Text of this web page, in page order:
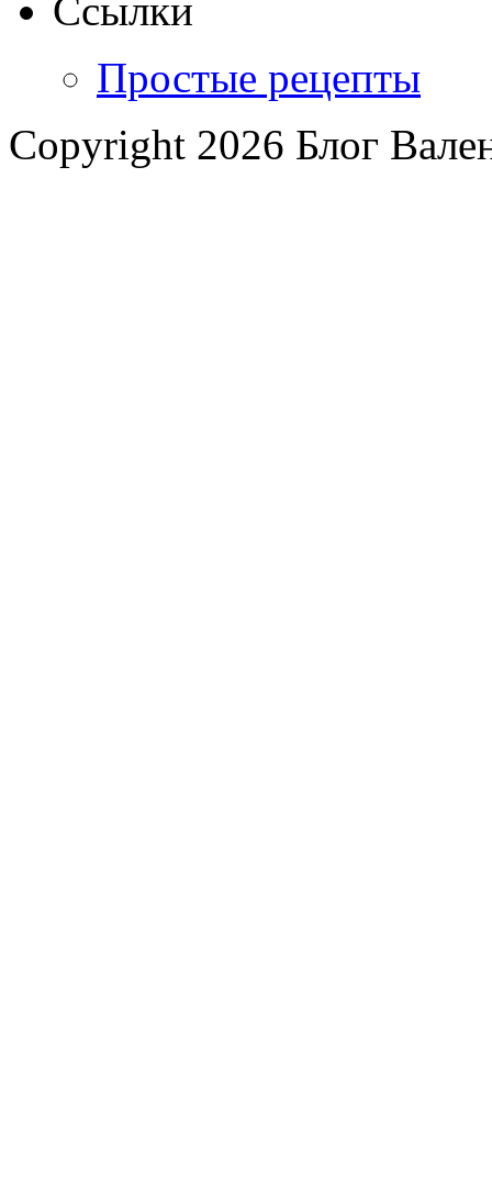
Ссылки
Простые рецепты
Copyright 2026 Блог